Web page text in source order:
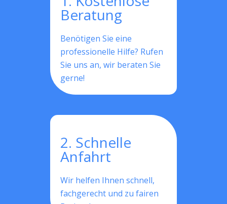
Beratung
Benötigen Sie eine
professionelle Hilfe? Rufen
Sie uns an, wir beraten Sie
gerne!
2. Schnelle
Anfahrt
Wir helfen Ihnen schnell,
fachgerecht und zu fairen